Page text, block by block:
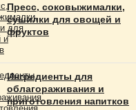
Пресс, соковыжималки,
сушилки для овощей и
фруктов
Ингредиенты для
облагораживания и
приготовления напитков